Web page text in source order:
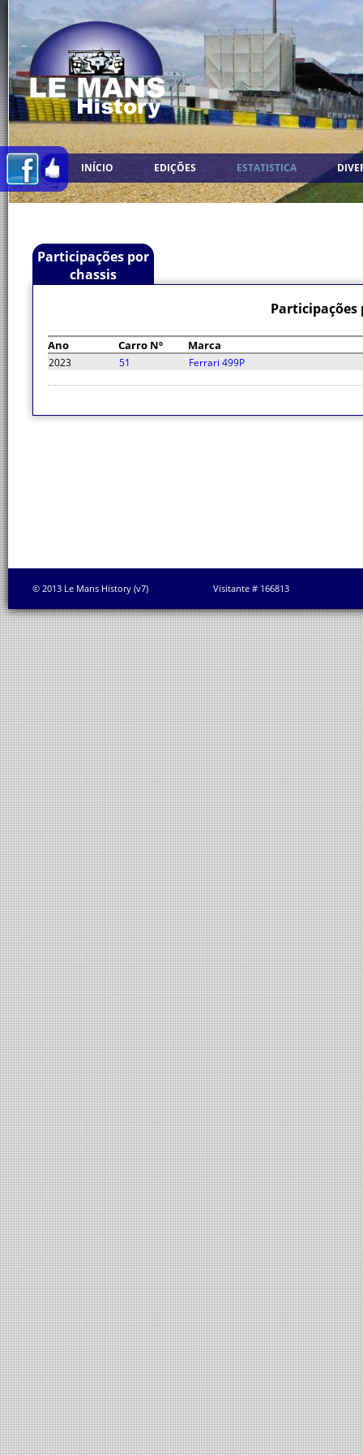
INÍCIO EDIÇÕES ESTATISTICA
Participações por
chassis
Participações
Ano Carro Nº Marca
2023 51 Ferrari 499P
© 2013 Le Mans History (v7) Visitante # 166813